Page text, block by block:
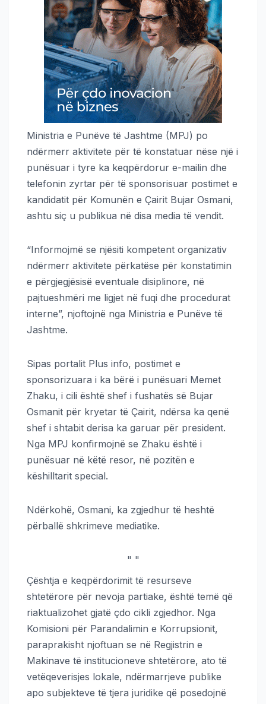
Ministria e Punëve të Jashtme (MPJ) po
ndërmerr aktivitete për të konstatuar nëse një i
punësuar i tyre ka keqpërdorur e-mailin dhe
telefonin zyrtar për të sponsorisuar postimet e
kandidatit për Komunën e Çairit Bujar Osmani,
ashtu siç u publikua në disa media të vendit.
“Informojmë se njësiti kompetent organizativ
ndërmerr aktivitete përkatëse për konstatimin
e përgjegjësisë eventuale disiplinore, në
pajtueshmëri me ligjet në fuqi dhe procedurat
interne”, njoftojnë nga Ministria e Punëve të
Jashtme.
Sipas portalit Plus info, postimet e
sponsorizuara i ka bërë i punësuari Memet
Zhaku, i cili është shef i fushatës së Bujar
Osmanit për kryetar të Çairit, ndërsa ka qenë
shef i shtabit derisa ka garuar për president.
Nga MPJ konfirmojnë se Zhaku është i
punësuar në këtë resor, në pozitën e
këshilltarit special.
Ndërkohë, Osmani, ka zgjedhur të heshtë
përballë shkrimeve mediatike.
" "
Çështja e keqpërdorimit të resurseve
shtetërore për nevoja partiake, është temë që
riaktualizohet gjatë çdo cikli zgjedhor. Nga
Komisioni për Parandalimin e Korrupsionit,
paraprakisht njoftuan se në Regjistrin e
Makinave të institucioneve shtetërore, ato të
vetëqeverisjes lokale, ndërmarrjeve publike
apo subjekteve të tjera juridike që posedojnë